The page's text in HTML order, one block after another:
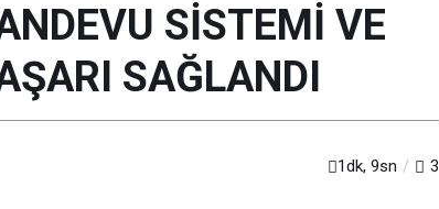
SİSTEMİ VE
SAĞLANDI
1dk, 9sn 3